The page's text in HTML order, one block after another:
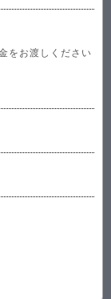
をお渡しください